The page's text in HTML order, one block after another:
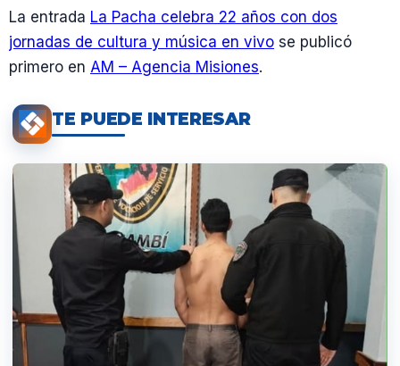
La entrada La Pacha celebra 22 años con dos
jornadas de cultura y música en vivo se publicó
primero en AM – Agencia Misiones.
TE PUEDE INTERESAR